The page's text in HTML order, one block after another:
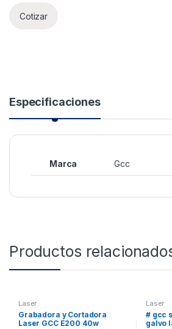
Cotizar
Especificaciones
Marca Gcc
Productos
Laser
Grabadora y Cortadora
Laser GCC E200 40w
Laser
# gcc
galvo